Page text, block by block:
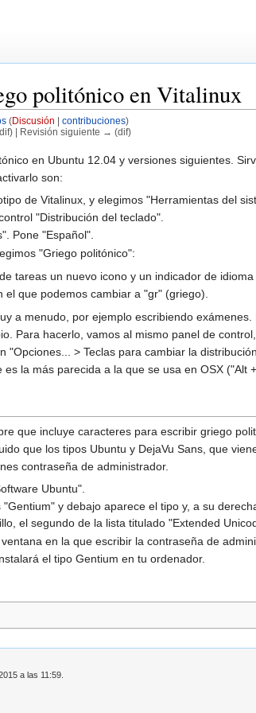
politónico en Vitalinux
(Discusión contribuciones)
| Revisión siguiente → (dif)
en Ubuntu 12.04 y versiones siguientes.
son:
de Vitalinux, y elegimos "Herramientas del
"Distribución del teclado".
Pone "Español".
"Griego politónico":
tareas un nuevo icono y un indicador de
que podemos cambiar a "gr" (griego).
a menudo, por ejemplo escribiendo
Para hacerlo, vamos al mismo panel de
"Opciones... > Teclas para cambiar la
la más parecida a la que se usa en OSX ("Alt
que incluye caracteres para escribir griego
que los tipos Ubuntu y DejaVu Sans, que
contraseña de administrador.
Ubuntu".
y debajo aparece el tipo y, a su
el segundo de la lista titulado "Extended
en la que escribir la contraseña de
el tipo Gentium en tu ordenador.
a las 11:59.